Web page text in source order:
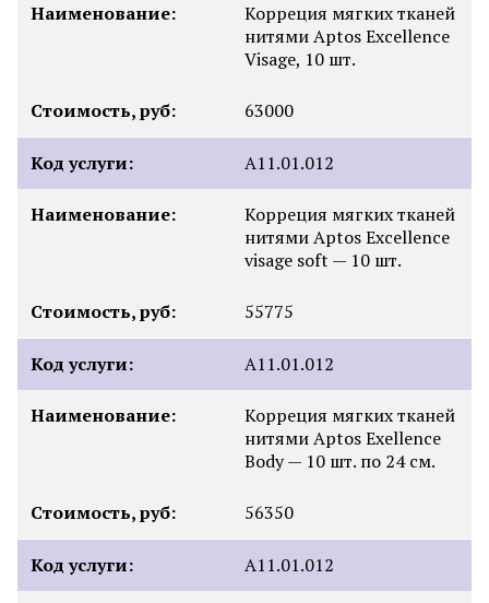
Наименование:
Корреция мягких тканей
нитями Aptos Excellence
Visage, 10 шт.
Стоимость, руб: 63000
Код услуги: А11.01.012
Наименование:
Корреция мягких тканей
нитями Aptos Excellence
visage soft — 10 шт.
Стоимость, руб: 55775
Код услуги: A11.01.012
Наименование:
Корреция мягких тканей
нитями Aptos Exellence
Body — 10 шт. по 24 см.
Стоимость, руб: 56350
Код услуги: A11.01.012